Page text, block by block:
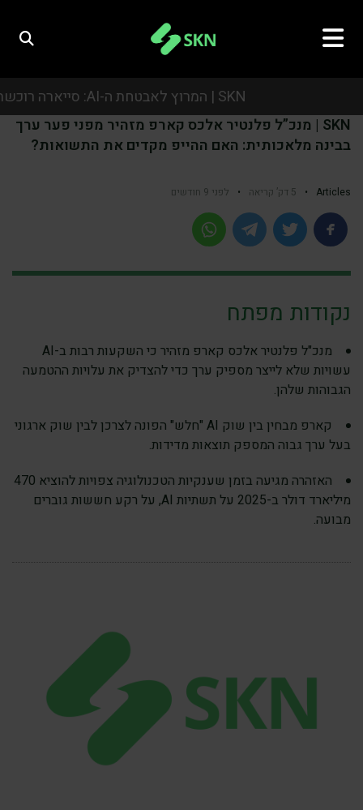
SKN | המרוץ לאבטחת ה-AI: סייארה רוכשת את אואזיס סקיוריטי בעסקת ענק של כמיליארד דולר
SKN | המרוץ לאבטחת ה-AI: סייארה רוכשת את אואזיס סקיוריטי בעסקת ענק של כמיליארד דולר
SKN | מנכ”ל פלנטיר אלכס קארפ מזהיר מפני פער ערך
בבינה מלאכותית: האם ההייפ מקדים את התשואות?
Articles
• 5 דק’ קריאה • לפני 9 חודשים
נקודות מפתח
מנכ"ל פלנטיר אלכס קארפ מזהיר כי השקעות רבות ב-AI
עשויות שלא לייצר מספיק ערך כדי להצדיק את עלויות ההטמעה
הגבוהות שלהן.
קארפ מבחין בין שוק AI "חלש" הפונה לצרכן לבין שוק ארגוני
בעל ערך גבוה המספק תוצאות מדידות.
האזהרה מגיעה בזמן שענקיות הטכנולוגיה צפויות להוציא 470
מיליארד דולר ב-2025 על תשתיות AI, על רקע חששות גוברים
מבועה.